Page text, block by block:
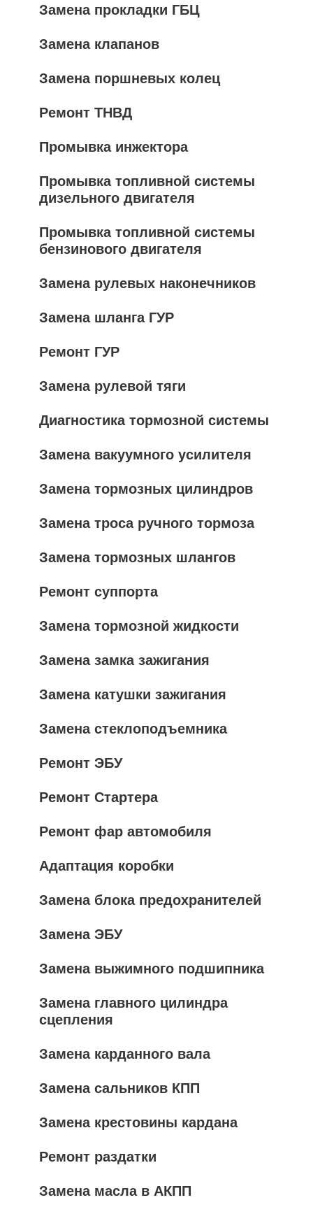
Замена прокладки ГБЦ
Замена клапанов
Замена поршневых колец
Ремонт ТНВД
Промывка инжектора
Промывка топливной системы
дизельного двигателя
Промывка топливной системы
бензинового двигателя
Замена рулевых наконечников
Замена шланга ГУР
Ремонт ГУР
Замена рулевой тяги
Диагностика тормозной системы
Замена вакуумного усилителя
Замена тормозных цилиндров
Замена троса ручного тормоза
Замена тормозных шлангов
Ремонт суппорта
Замена тормозной жидкости
Замена замка зажигания
Замена катушки зажигания
Замена стеклоподъемника
Ремонт ЭБУ
Ремонт Стартера
Ремонт фар автомобиля
Адаптация коробки
Замена блока предохранителей
Замена ЭБУ
Замена выжимного подшипника
Замена главного цилиндра
сцепления
Замена карданного вала
Замена сальников КПП
Замена крестовины кардана
Ремонт раздатки
Замена масла в АКПП